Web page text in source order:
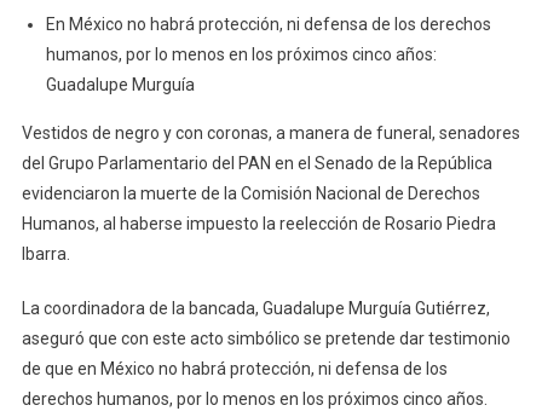
Rosario
Piedra
Ha
La
Comisión
Nacional
De
GPPAN
En México no habrá protección, ni defensa de los derechos
humanos, por lo menos en los próximos cinco años:
Guadalupe Murguía
Vestidos de negro y con coronas, a manera de funeral, senadores
del Grupo Parlamentario del PAN en el Senado de la República
evidenciaron la muerte de la Comisión Nacional de Derechos
Humanos, al haberse impuesto la reelección de Rosario Piedra
Ibarra.
La coordinadora de la bancada, Guadalupe Murguía Gutiérrez,
aseguró que con este acto simbólico se pretende dar testimonio
de que en México no habrá protección, ni defensa de los
derechos humanos, por lo menos en los próximos cinco años.